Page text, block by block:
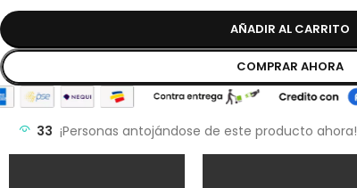
AÑADIR AL CARRITO
COMPRAR AHORA
33 ¡Personas antojándose de este producto ahora!